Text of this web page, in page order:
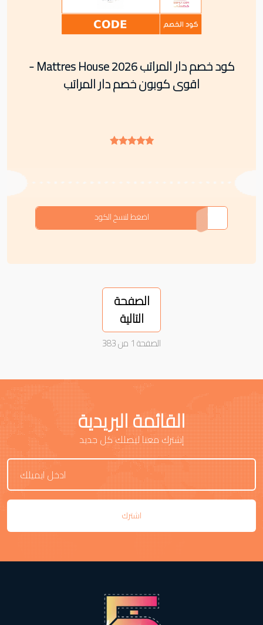
كود خصم دار المراتب Mattres House 2026 -
اقوى كوبون خصم دار المراتب
CODE
اضغط لنسخ الكود
الصفحة
التالية
الصفحة 1 من 383
القائمة البريدية
إشترك معنا ليصلك كل جديد
اشترك